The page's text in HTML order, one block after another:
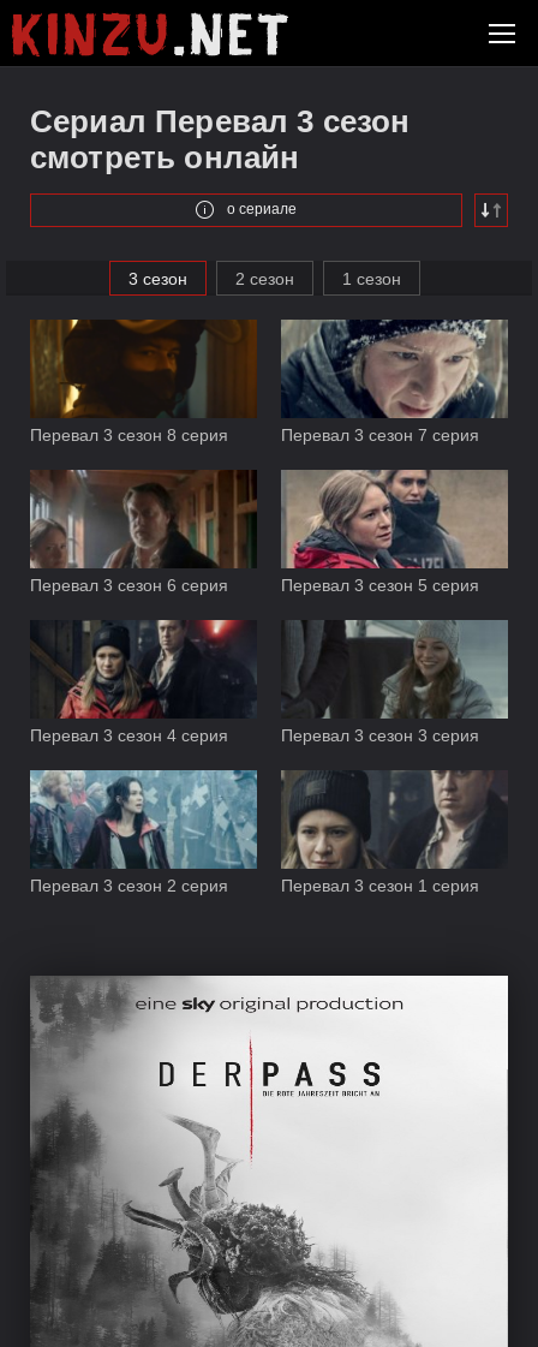
Сериал Перевал 3 сезон
смотреть онлайн
о сериале
3 сезон 2 сезон 1 сезон
Перевал 3 сезон 8 серия Перевал 3 сезон 7 серия
Перевал 3 сезон 6 серия Перевал 3 сезон 5 серия
Перевал 3 сезон 4 серия Перевал 3 сезон 3 серия
Перевал 3 сезон 2 серия Перевал 3 сезон 1 серия